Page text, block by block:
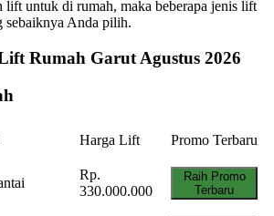
lift untuk di rumah, maka beberapa jenis lift
sebaiknya Anda pilih.
Rumah Garut Agustus 2026
Harga Lift Promo Terbaru
Rp.
330.000.000
Raih Promo
Terbaru